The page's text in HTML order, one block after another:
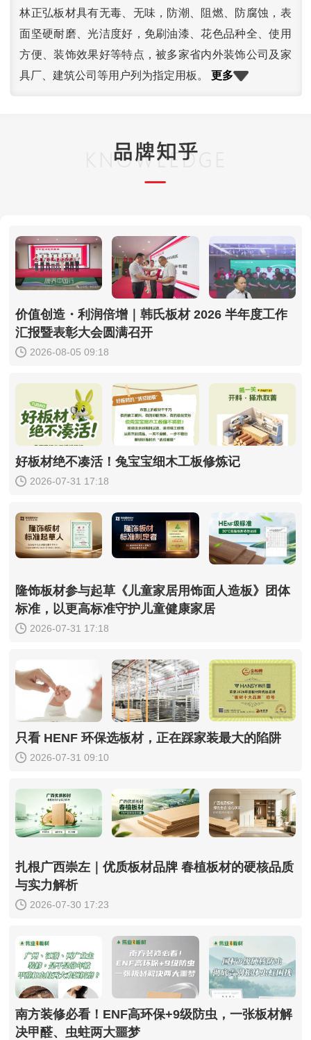
林正弘板材具有无毒、无味，防潮、阻燃、防腐蚀，表
面坚硬耐磨、光洁度好，免刷油漆、花色品种全、使用
方便、装饰效果好等特点，被多家省内外装饰公司及家
具厂、建筑公司等用户列为指定用板。更多
价值创造・利润倍增｜韩氏板材 2026 半年度工作
汇报暨表彰大会圆满召开
2026-08-05 09:18
好板材绝不凑活！兔宝宝细木工板修炼记
2026-07-31 17:18
隆饰板材参与起草《儿童家居用饰面人造板》团体
标准，以更高标准守护儿童健康家居
2026-07-31 17:18
只看 HENF 环保选板材，正在踩家装最大的陷阱
2026-07-31 09:10
扎根广西崇左｜优质板材品牌 春植板材的硬核品质
与实力解析
2026-07-30 17:23
南方装修必看！ENF高环保+9级防虫，一张板材解
决甲醛、虫蛀两大噩梦